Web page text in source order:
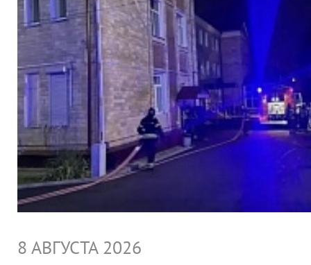
8 АВГУСТА 2026